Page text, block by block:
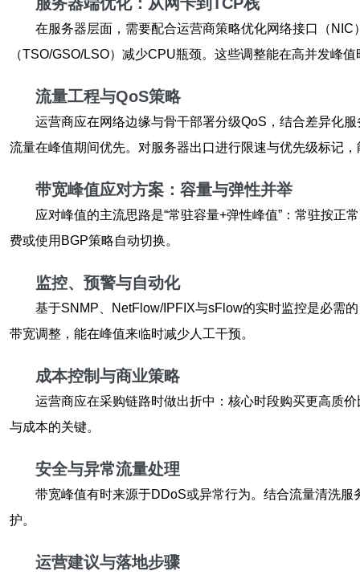
在服务器层面，需要配合运营商策略优化网络接口（
（TSO/GSO/LSO）减少CPU瓶颈。这些调整能在高并发峰
流量工程与QoS策略
运营商应在网络边缘与骨干部署分级QoS，结合差异化
流量在峰值期间优先。对服务器出口进行限速与优先级标记
带宽峰值应对方案：容量与弹性并举
应对峰值的主流思路是“常驻容量+弹性峰值”：常驻按
费或使用BGP策略自动切换。
监控、预警与自动化
基于SNMP、NetFlow/IPFIX与sFlow的实时监控是必需
带宽调整，能在峰值来临时减少人工干预。
成本控制与商业策略
运营商应在采购链路时做出折中：核心时段购买更高质
与成本的关键。
安全与异常流量处理
带宽峰值有时来源于DDoS或异常行为。结合流量清洗
护。
运营建议与落地步骤